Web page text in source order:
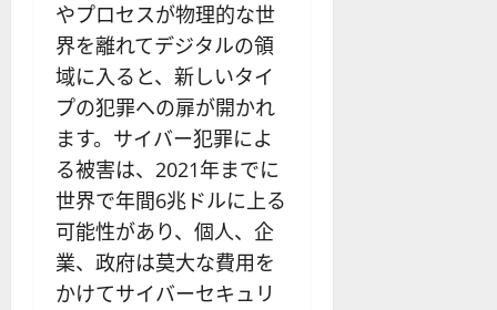
やプロセスが物理的な世
界を離れてデジタルの領
域に入ると、新しいタイ
プの犯罪への扉が開かれ
ます。サイバー犯罪によ
る被害は、2021年までに
世界で年間6兆ドルに上る
可能性があり、個人、企
業、政府は莫大な費用を
かけてサイバーセキュリ